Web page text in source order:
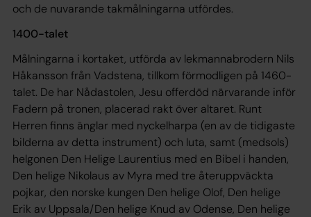
och de nuvarande takmålningarna utfördes.
1400-talet
Målningarna i kortaket, utförda av lekmannabrodern Nils
Håkansson från Vadstena, tillkom förmodligen på 1460-
talet. De har Nådastolen, Jesu offerdöd närvarande inför
Fadern på tronen, placerad rakt över altaret. Runt
Herren finns änglar med nyckelharpa (en av de tidigaste
bilderna av detta instrument) och luta, samt (medsols)
helgonen Den Helige Laurentius med en Bibel i handen,
Den helige Nikolaus av Myra med tre återuppväckta
pojkar, den norske kungen Den helige Olof, Den helige
Erik av Uppsala/Den helige Knud av Odense, Den helige